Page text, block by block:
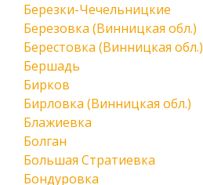
Березки-Чечельницкие
Березовка (Винницкая обл.)
Берестовка (Винницкая обл.)
Бершадь
Бирков
Бирловка (Винницкая обл.)
Блажиевка
Болган
Большая Стратиевка
Бондуровка